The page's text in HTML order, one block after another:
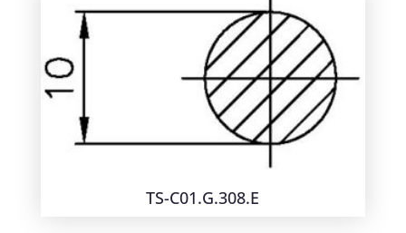
TS-C01.G.308.E